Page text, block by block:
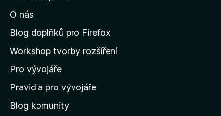
t
n
d
o
m
v
O nás
Blog doplňků pro Firefox
Workshop tvorby rozšíření
Pro vývojáře
Pravidla pro vývojáře
Blog komunity